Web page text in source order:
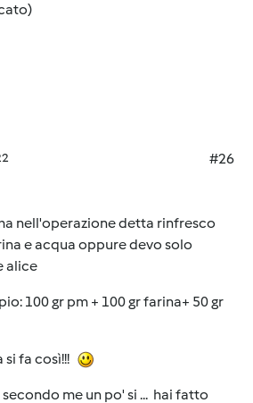
#26
nell'operazione detta rinfresco
e acqua oppure devo solo
alice
100 gr pm + 100 gr farina+ 50 gr
fa così!!!
me un po' si ... hai fatto